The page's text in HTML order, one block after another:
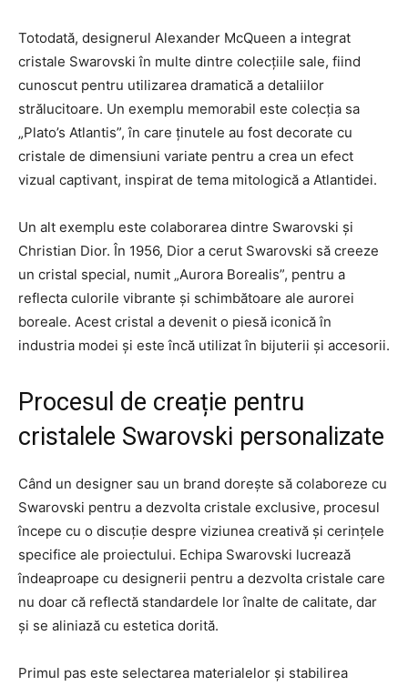
Totodată, designerul Alexander McQueen a integrat
cristale Swarovski în multe dintre colecțiile sale, fiind
cunoscut pentru utilizarea dramatică a detaliilor
strălucitoare. Un exemplu memorabil este colecția sa
„Plato’s Atlantis”, în care ținutele au fost decorate cu
cristale de dimensiuni variate pentru a crea un efect
vizual captivant, inspirat de tema mitologică a Atlantidei.
Un alt exemplu este colaborarea dintre Swarovski și
Christian Dior. În 1956, Dior a cerut Swarovski să creeze
un cristal special, numit „Aurora Borealis”, pentru a
reflecta culorile vibrante și schimbătoare ale aurorei
boreale. Acest cristal a devenit o piesă iconică în
industria modei și este încă utilizat în bijuterii și accesorii.
Procesul de creație pentru
cristalele Swarovski personalizate
Când un designer sau un brand dorește să colaboreze cu
Swarovski pentru a dezvolta cristale exclusive, procesul
începe cu o discuție despre viziunea creativă și cerințele
specifice ale proiectului. Echipa Swarovski lucrează
îndeaproape cu designerii pentru a dezvolta cristale care
nu doar că reflectă standardele lor înalte de calitate, dar
și se aliniază cu estetica dorită.
Primul pas este selectarea materialelor și stabilirea